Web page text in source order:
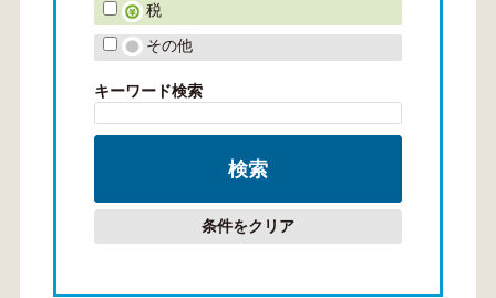
税
その他
キーワード検索
条件をクリア